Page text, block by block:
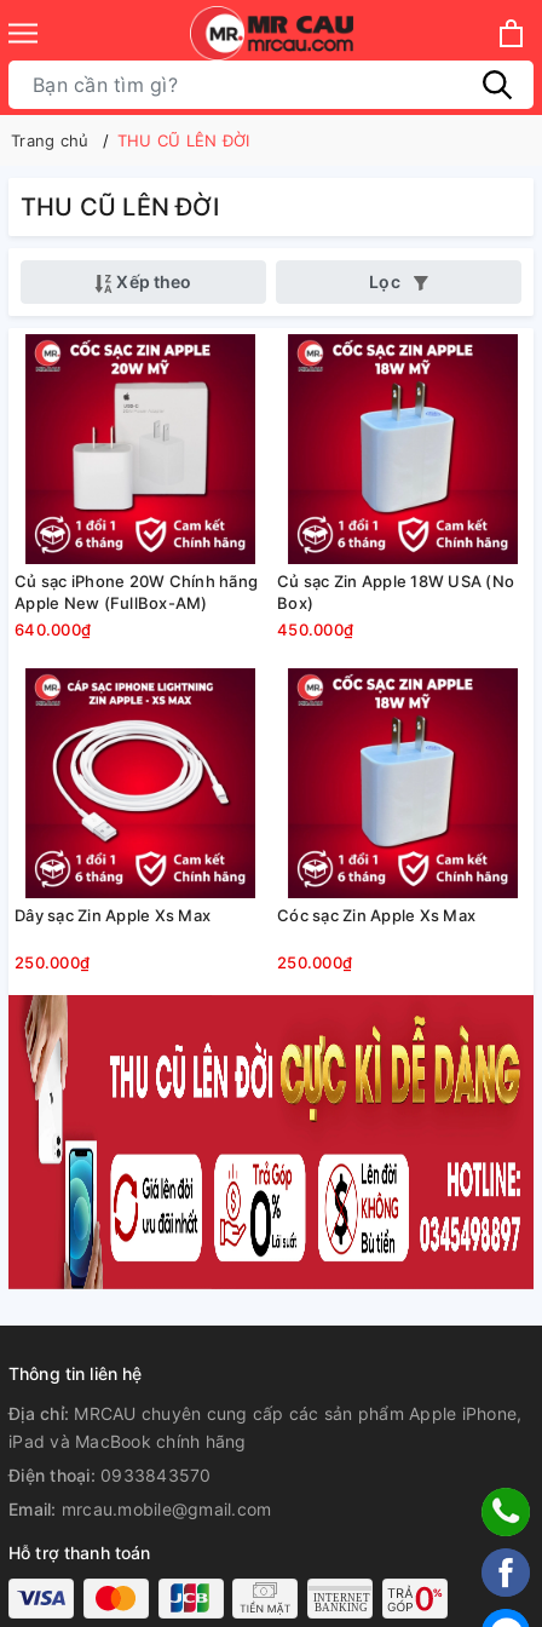
Trang chủ THU CŨ LÊN ĐỜI
THU CŨ LÊN ĐỜI
Xếp theo Lọc
Củ sạc iPhone 20W Chính hãng
Apple New (FullBox-AM)
640.000₫
Củ sạc Zin Apple 18W USA (No
Box)
450.000₫
Dây sạc Zin Apple Xs Max
250.000₫
Cóc sạc Zin Apple Xs Max
250.000₫
Thông tin liên hệ
Địa chỉ: MRCAU chuyên cung cấp các sản phẩm Apple iPhone,
iPad và MacBook chính hãng
Điện thoại: 0933843570
Email: mrcau.mobile@gmail.com
Hỗ trợ thanh toán